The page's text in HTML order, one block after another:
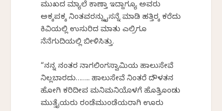
ಮುಖದ ಮ್ಯಾಲೆ ಕಾಣ್ತಾ ಇದ್ದಾಗ್ಯೂ ಅವರು
ಅಕ್ಕಪಕ್ಕ ನಿಂತವರನ್ನು ಕೈಸನ್ನೆ ಮಾಡಿ ಹತ್ತಿರಕ್ಕೆ ಕರೆದು
ಕಿವಿಯಲ್ಲಿ ಉಸುರಿದ ಮಾತು ಎಲ್ರಿಗೂ
ನೆನೆಗುದಿಯಲ್ಲಿ ಬೀಳಿಸಿತ್ತು.
“ನನ್ನ ನಂತರ ನಾಗಲಿಂಗಸ್ವಾಮಿಯ ಹಾಲುಸೇವೆ
ನಿಲ್ಲಬಾರದು…….. ಹಾಲುಸೇವೆ ನಿಂತರೆ ದೌಳತನ
ಹೋಗಿ ಕರಿದೀಪ ಮನಿಮನಿಯೊಳಗೆ ಹೊತ್ತಿಕೊಂಡು
ಮುತ್ತೈಯರು ರಂಡೆಮುಂಡೆಯರಾಗಿ ಊರು